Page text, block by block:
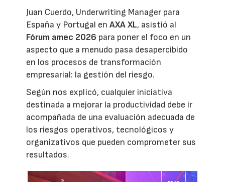
Juan Cuerdo, Underwriting Manager para
España y Portugal enAXA XL, asistió al
Fórum amec 2026 para poner el foco en un
aspecto que a menudo pasa desapercibido
en los procesos de transformación
empresarial: la gestión del riesgo.
Según nos explicó, cualquier iniciativa
destinada a mejorar la productividad debe ir
acompañada de una evaluación adecuada de
los riesgos operativos, tecnológicos y
organizativos que pueden comprometer sus
resultados.